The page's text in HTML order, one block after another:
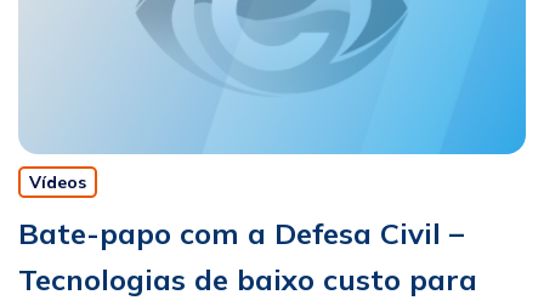
Vídeos
Bate-papo com a Defesa Civil –
Tecnologias de baixo custo para